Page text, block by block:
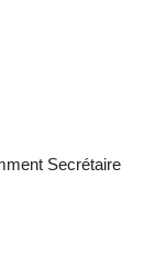
Secrétaire